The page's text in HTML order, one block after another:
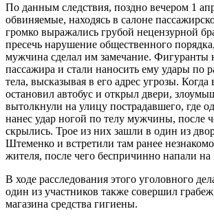
По данным следствия, поздно вечером 1
обвиняемые, находясь в салоне
громко выражались грубой нецензурной
пресечь нарушение общественного
мужчина сделал им замечание. Фигуранты
пассажира и стали наносить ему удары по
тела, высказывая в его адрес угрозы. Когда
остановил автобус и открыл двери,
вытолкнули на улицу пострадавшего, где
нанес удар ногой по телу мужчины, после
скрылись. Трое из них зашли в один из
Штеменко и встретили там ранее
жителя, после чего беспричинно напали на
В ходе расследования этого уголовного
один из участников также совершил
магазина средства гигиены.